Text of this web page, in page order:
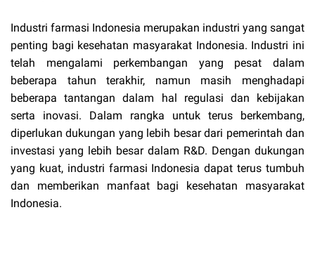
Industri farmasi Indonesia merupakan industri yang sangat
penting bagi kesehatan masyarakat Indonesia. Industri ini
telah mengalami perkembangan yang pesat dalam
beberapa tahun terakhir, namun masih menghadapi
beberapa tantangan dalam hal regulasi dan kebijakan
serta inovasi. Dalam rangka untuk terus berkembang,
diperlukan dukungan yang lebih besar dari pemerintah dan
investasi yang lebih besar dalam R&D. Dengan dukungan
yang kuat, industri farmasi Indonesia dapat terus tumbuh
dan memberikan manfaat bagi kesehatan masyarakat
Indonesia.